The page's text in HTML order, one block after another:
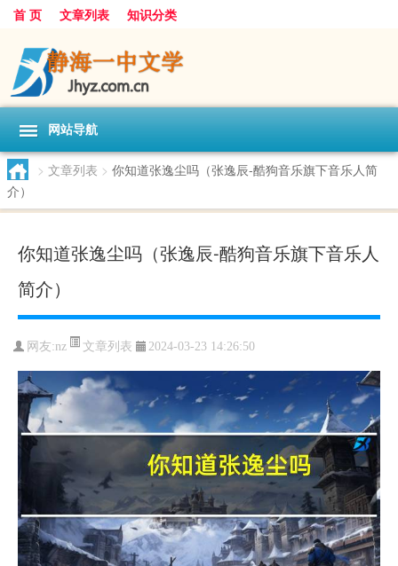
首 页 文章列表 知识分类
网站导航
> 文章列表 > 你知道张逸尘吗（张逸辰-酷狗音乐旗下音乐人简
介）
你知道张逸尘吗（张逸辰-酷狗音乐旗下音乐人
简介）
网友:nz 文章列表 2024-03-23 14:26:50